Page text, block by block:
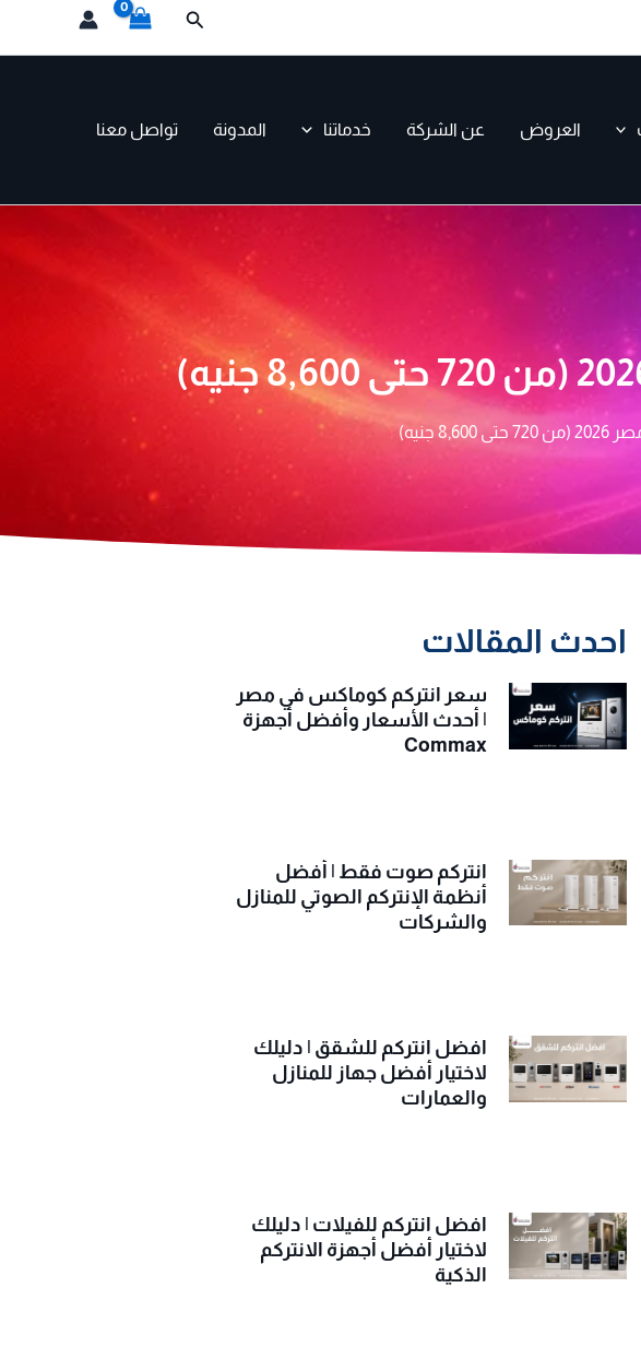
البحث
العروض عن الشركة خدماتنا المدونة تواصل معنا
احدث المقالات
سعر انتركم كوماكس في مصر
| أحدث الأسعار وأفضل أجهزة
Commax
انتركم صوت فقط | أفضل
أنظمة الإنتركم الصوتي للمنازل
والشركات
افضل انتركم للشقق | دليلك
لاختيار أفضل جهاز للمنازل
والعمارات
افضل انتركم للفيلات | دليلك
لاختيار أفضل أجهزة الانتركم
الذكية